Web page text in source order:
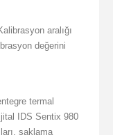
aralığı
değerini
termal
IDS Sentix 980
saklama